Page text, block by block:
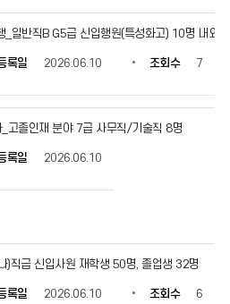
_일반직B G5급 신입행원(특성화고) 10명 내외
록일 2026.06.10 조회수 7
_고졸인재 분야 7급 사무직/기술직 8명
록일 2026.06.10
)직급 신입사원 재학생 50명, 졸업생 32명
록일 2026.06.10 조회수 6